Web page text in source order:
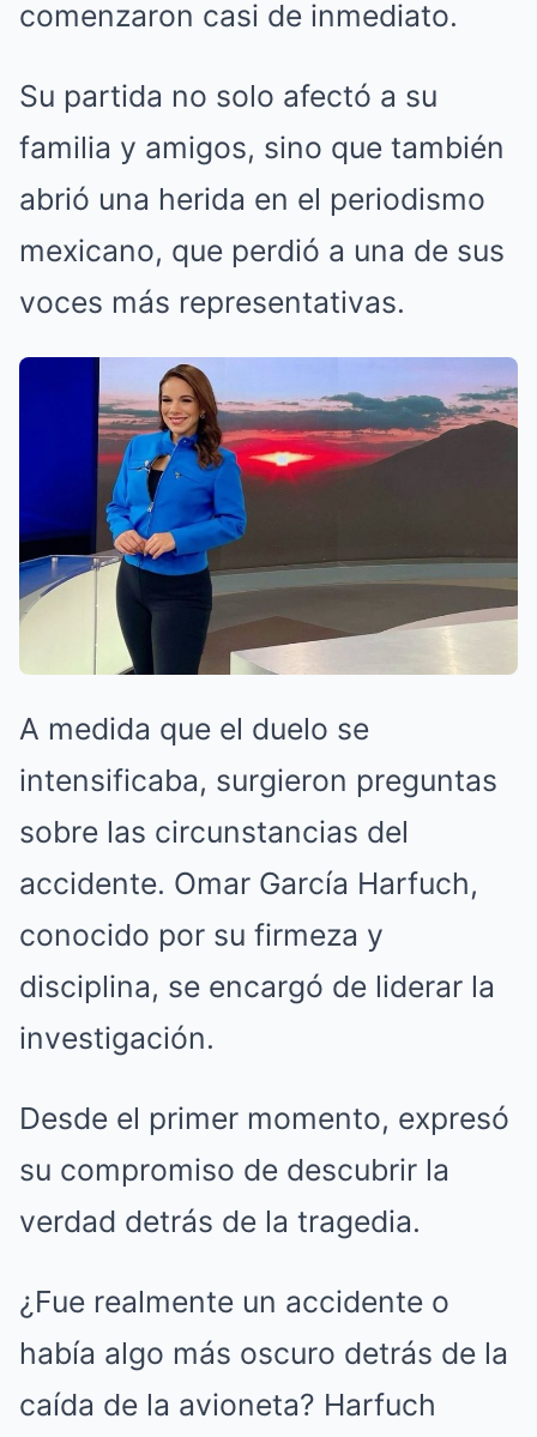
comenzaron casi de inmediato.
Su partida no solo afectó a su
familia y amigos, sino que también
abrió una herida en el periodismo
mexicano, que perdió a una de sus
voces más representativas.
A medida que el duelo se
intensificaba, surgieron preguntas
sobre las circunstancias del
accidente. Omar García Harfuch,
conocido por su firmeza y
disciplina, se encargó de liderar la
investigación.
Desde el primer momento, expresó
su compromiso de descubrir la
verdad detrás de la tragedia.
¿Fue realmente un accidente o
había algo más oscuro detrás de la
caída de la avioneta? Harfuch